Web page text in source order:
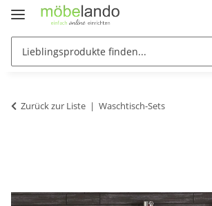
Zurück zur Liste Waschtisch-Sets